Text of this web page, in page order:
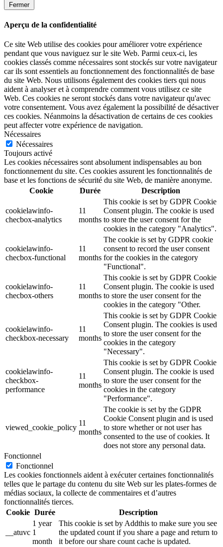
Fermer
Aperçu de la confidentialité
Ce site Web utilise des cookies pour améliorer votre expérience
pendant que vous naviguez sur le site Web. Parmi ceux-ci, les
cookies classés comme nécessaires sont stockés sur votre navigateur
car ils sont essentiels au fonctionnement des fonctionnalités de base
du site Web. Nous utilisons également des cookies tiers qui nous
aident à analyser et à comprendre comment vous utilisez ce site
Web. Ces cookies ne seront stockés dans votre navigateur qu'avec
votre consentement. Vous avez également la possibilité de désactiver
ces cookies. Néanmoins la désactivation de certains de ces cookies
peut affecter votre expérience de navigation.
Nécessaires
Nécessaires
Toujours activé
Les cookies nécessaires sont absolument indispensables au bon
fonctionnement du site. Ces cookies assurent les fonctionnalités de
base et les fonctions de sécurité du site Web, de manière anonyme.
Cookie
Durée Description
cookielawinfo-
checbox-analytics
11
months
This cookie is set by GDPR Cookie
Consent plugin. The cookie is used
to store the user consent for the
cookies in the category "Analytics".
cookielawinfo-
checbox-functional
11
months
The cookie is set by GDPR cookie
consent to record the user consent
for the cookies in the category
"Functional".
cookielawinfo-
checbox-others
11
months
This cookie is set by GDPR Cookie
Consent plugin. The cookie is used
to store the user consent for the
cookies in the category "Other.
cookielawinfo-
checkbox-necessary
11
months
This cookie is set by GDPR Cookie
Consent plugin. The cookies is used
to store the user consent for the
cookies in the category
"Necessary".
cookielawinfo-
checkbox-
performance
11
months
This cookie is set by GDPR Cookie
Consent plugin. The cookie is used
to store the user consent for the
cookies in the category
"Performance".
viewed_cookie_policy
11
months
The cookie is set by the GDPR
Cookie Consent plugin and is used
to store whether or not user has
consented to the use of cookies. It
does not store any personal data.
Fonctionnel
Fonctionnel
Les cookies fonctionnels aident à exécuter certaines fonctionnalités
telles que le partage du contenu du site Web sur les plates-formes de
médias sociaux, la collecte de commentaires et d’autres
fonctionnalités tierces.
Cookie Durée Description
__atuvc
1 year
1
month
This cookie is set by Addthis to make sure you see
the updated count if you share a page and return to
it before our share count cache is updated.